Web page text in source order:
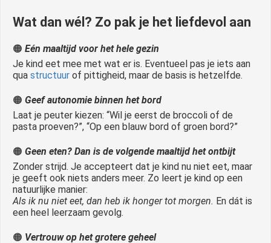
Wat dan wél? Zo pak je het liefdevol aan
🟠 Eén maaltijd voor het hele gezin
Je kind eet mee met wat er is. Eventueel pas je iets aan
qua structuur of pittigheid, maar de basis is hetzelfde.
🟠 Geef autonomie binnen het bord
Laat je peuter kiezen: “Wil je eerst de broccoli of de
pasta proeven?”, “Op een blauw bord of groen bord?”
🟠 Geen eten? Dan is de volgende maaltijd het ontbijt
Zonder strijd. Je accepteert dat je kind nu niet eet, maar
je geeft ook niets anders meer. Zo leert je kind op een
natuurlijke manier:
Als ik nu niet eet, dan heb ik honger tot morgen. En dát is
een heel leerzaam gevolg.
🟠 Vertrouw op het grotere geheel